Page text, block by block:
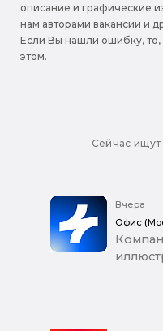
описание и графические
нам авторами вакансии и
Если Вы нашли ошибку, то,
этом.
Сейчас
Вчера
Офис